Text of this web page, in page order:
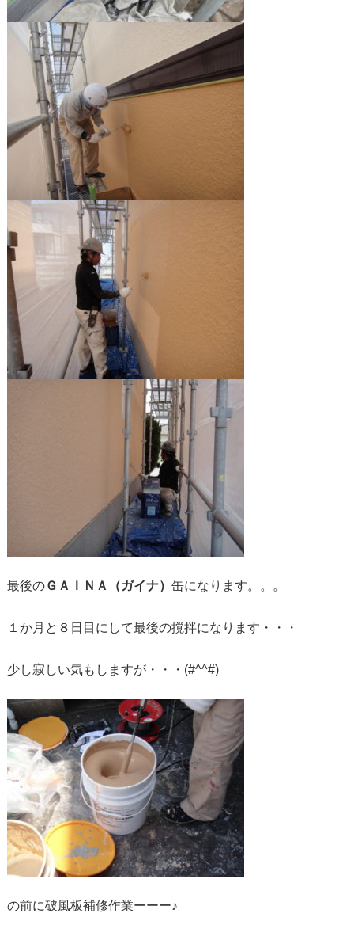
最後のＧＡＩＮＡ（ガイナ） 缶になります。。。
１か月と８日目にして最後の撹拌になります・・・
少し寂しい気もしますが・・・(#^^#)
の前に破風板補修作業ーーー♪